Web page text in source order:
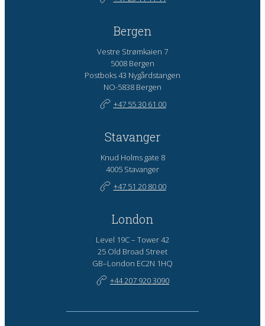
Bergen
Vestre Strømkaien 7
5008 Bergen
Postboks 43 Nygårdstangen
NO-5838 Bergen
+47 55 30 61 00
Stavanger
Knud Holms gate 8
4005 Stavanger
+47 51 20 80 00
London
Level 19C – Tower 42
25 Old Broad Street
GB–London EC2N 1HQ
+44 207 920 3090